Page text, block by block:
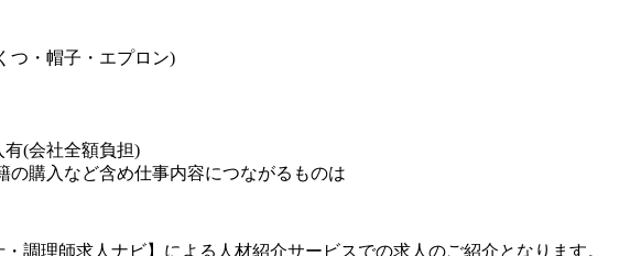
つ・帽子・エプロン)
有(会社全額負担)
の購入など含め仕事内容につながるものは
調理師求人ナビ】による人材紹介サービスでの求人のご紹介となります。